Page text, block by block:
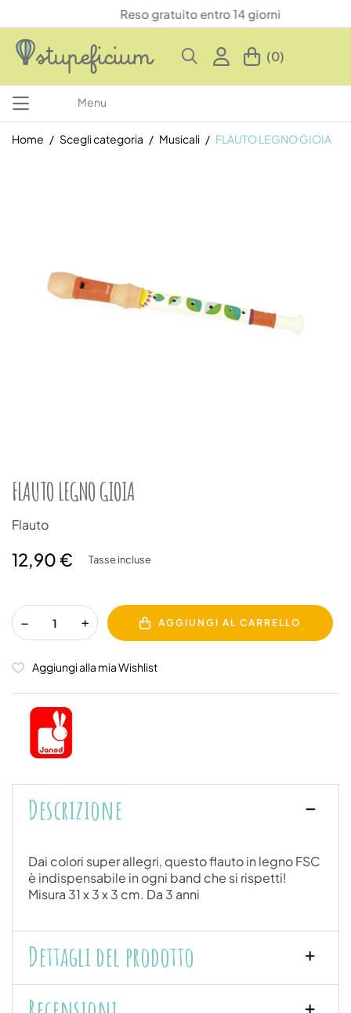
Reso gratuito entro 14 giorni
(0)
Menu
Home Scegli categoria Musicali FLAUTO LEGNO GIOIA
FLAUTO LEGNO GIOIA
Flauto
12,90 € Tasse incluse
AGGIUNGI AL CARRELLO
Aggiungi alla mia Wishlist
Descrizione
Dai colori super allegri, questo flauto in legno FSC
è indispensabile in ogni band che si rispetti!
Misura 31 x 3 x 3 cm. Da 3 anni
Dettagli del prodotto